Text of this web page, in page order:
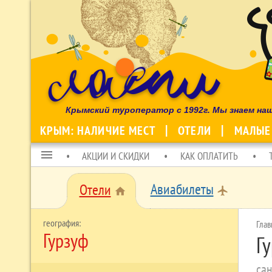
Крымский туроператор с 1992г. Мы знаем
КРЫМ: НАЛИЧИЕ МЕСТ ОТЕЛИ МАЛЫЕ
menu АКЦИИ И СКИДКИ КАК ОПЛАТИТЬ
Отели home Авиабилеты local_airport
Гурзуф